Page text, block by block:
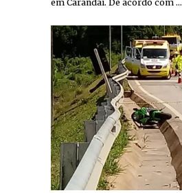
em Carandaí. De acordo com …